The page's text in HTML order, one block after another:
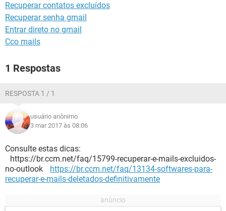
Recuperar contatos excluídos
Recuperar senha gmail
Entrar direto no gmail
Cco mails
1 Respostas
RESPOSTA 1 / 1
usuário anônimo
3 mar 2017 às 08:06
Consulte estas dicas:
https://br.ccm.net/faq/15799-recuperar-e-mails-excluidos-
no-outlook https://br.ccm.net/faq/13134-softwares-para-
recuperar-e-mails-deletados-definitivamente